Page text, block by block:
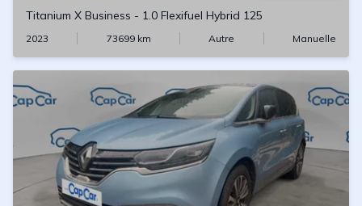
Titanium X Business - 1.0 Flexifuel Hybrid 125
2023 73699km Autre Manuelle